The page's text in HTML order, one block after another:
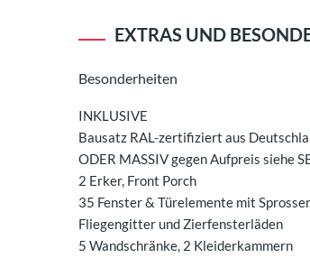
EXTRAS UND
Besonderheiten
INKLUSIVE
Bausatz RAL-zertifiziert aus
ODER MASSIV gegen Aufpreis siehe
2 Erker, Front Porch
35 Fenster & Türelemente mit
Fliegengitter und Zierfensterläden
5 Wandschränke, 2 Kleiderkammern